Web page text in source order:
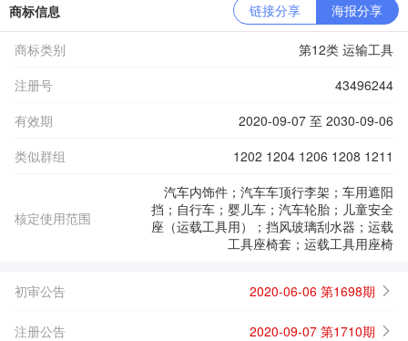
商标信息 链接分享 海报分享
商标类别
第12类 运输工具
注册号
43496244
有效期
2020-09-07 至 2030-09-06
类似群组
1202 1204 1206 1208 1211
核定使用范围
汽车内饰件；汽车车顶行李架；车用遮阳
挡；自行车；婴儿车；汽车轮胎；儿童安全
座（运载工具用）；挡风玻璃刮水器；运载
工具座椅套；运载工具用座椅
初审公告 2020-06-06 第1698期
注册公告 2020-09-07 第1710期